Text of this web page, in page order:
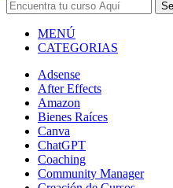
MENÚ
CATEGORIAS
Adsense
After Effects
Amazon
Bienes Raíces
Canva
ChatGPT
Coaching
Community Manager